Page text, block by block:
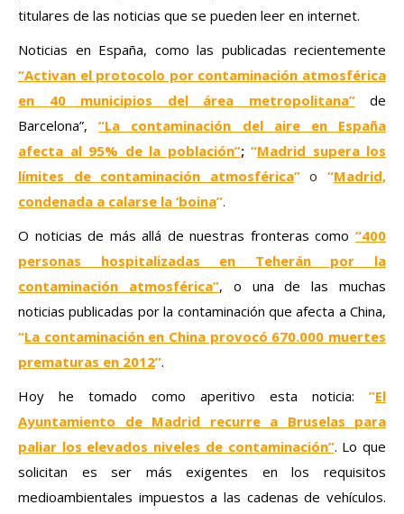
titulares de las noticias que se pueden leer en internet.
Noticias en España, como las publicadas recientemente
“Activan el protocolo por contaminación atmosférica
en 40 municipios del área metropolitana”
de
Barcelona”,
“La contaminación del aire en España
afecta al 95% de la población”; “Madrid supera los
límites de contaminación atmosférica”o“Madrid,
condenada a calarse la ‘boina”.
O noticias de más allá de nuestras fronteras como “400
personas hospitalizadas en Teherán por la
contaminación atmosférica”, o una de las muchas
noticias publicadas por la contaminación que afecta a China,
“La contaminación en China provocó 670.000 muertes
prematuras en 2012”.
Hoy he tomado como aperitivo esta noticia: ”El
Ayuntamiento de Madrid recurre a Bruselas para
paliar los elevados niveles de contaminación”. Lo que
solicitan es ser más exigentes en los requisitos
medioambientales impuestos a las cadenas de vehículos.